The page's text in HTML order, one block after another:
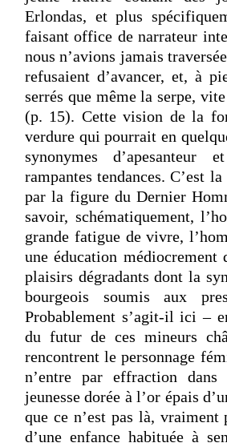
Erlondas, et plus
faisant office de narrateur
nous n’avions jamais
refusaient d’avancer, et, à
serrés que même la serpe,
(p. 15). Cette vision de la
verdure qui pourrait en
synonymes d’apesanteur
rampantes tendances. C’est
par la figure du Dernier
savoir, schématiquement,
grande fatigue de vivre,
une éducation
plaisirs dégradants dont la
bourgeois soumis aux
Probablement s’agit-il ici –
du futur de ces mineurs
rencontrent le personnage
n’entre par effraction
jeunesse dorée à l’or épais
que ce n’est pas là,
d’une enfance habituée à